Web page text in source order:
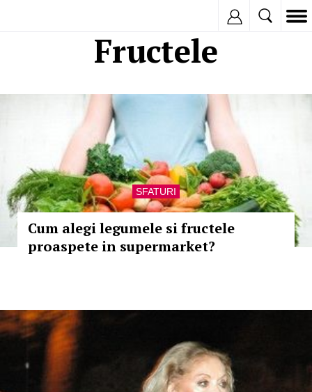
Fructele
SFATURI
Cum alegi legumele si fructele
proaspete in supermarket?